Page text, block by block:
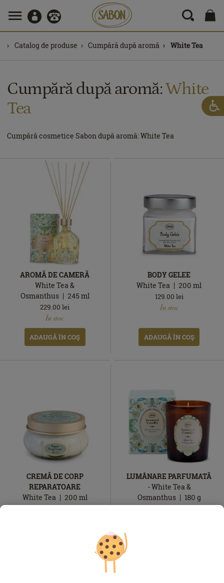
Catalog de produse Cumpără după aromă White Tea
Cumpără după aromă:White
Tea
Cumpără cosmetice Sabon după aromă: White Tea
AROMĂ DE CAMERĂ
White Tea &
Osmanthus
245 ml
229.00 lei
În stoc
ADAUGĂ ÎN COŞ
BODY GELEE
White Tea
200ml
129.00 lei
În stoc
ADAUGĂ ÎN COŞ
CREMĂ DE CORP
REPARATOARE
White Tea
200 ml
LUMÂNARE PARFUMATĂ
- White Tea &
Osmanthus
180 g